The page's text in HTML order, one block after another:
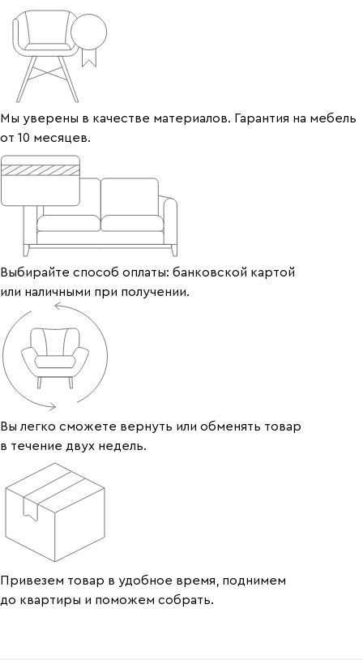
Мы уверены в качестве материалов. Гарантия на мебель
от 10 месяцев.
Выбирайте способ оплаты: банковской картой
или наличными при получении.
Вы легко сможете вернуть или обменять товар
в течение двух недель.
Привезем товар в удобное время, поднимем
до квартиры и поможем собрать.